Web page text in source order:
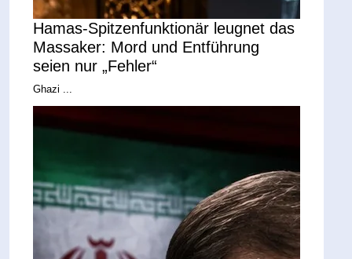
Hamas-Spitzenfunktionär leugnet das
Massaker: Mord und Entführung
seien nur „Fehler“
Ghazi ...